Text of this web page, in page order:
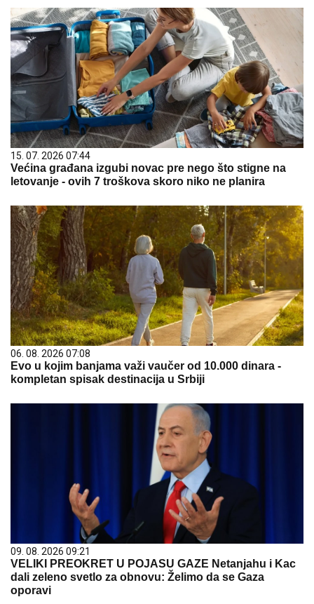
15. 07. 2026 07:44
Većina građana izgubi novac pre nego što stigne na
letovanje - ovih 7 troškova skoro niko ne planira
06. 08. 2026 07:08
Evo u kojim banjama važi vaučer od 10.000 dinara -
kompletan spisak destinacija u Srbiji
09. 08. 2026 09:21
VELIKI PREOKRET U POJASU GAZE Netanjahu i Kac
dali zeleno svetlo za obnovu: Želimo da se Gaza
oporavi